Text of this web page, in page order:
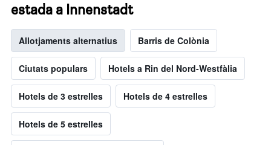
estada a Innenstadt
Allotjaments alternatius Barris de Colònia
Ciutats populars Hotels a Rin del Nord-Westfàlia
Hotels de 3 estrelles Hotels de 4 estrelles
Hotels de 5 estrelles